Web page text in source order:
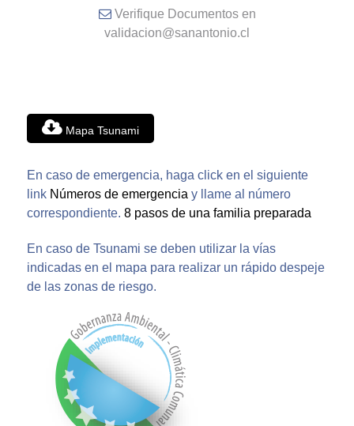
Verifique Documentos en
validacion@sanantonio.cl
Mapa Tsunami
En caso de emergencia, haga click en el siguiente
link Números de emergencia y llame al número
correspondiente. 8 pasos de una familia preparada
En caso de Tsunami se deben utilizar la vías
indicadas en el mapa para realizar un rápido despeje
de las zonas de riesgo.